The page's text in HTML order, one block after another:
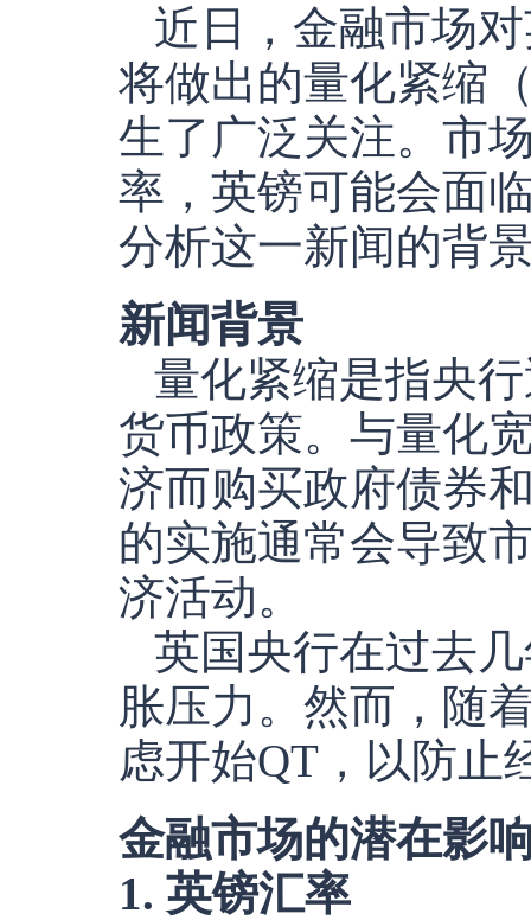
近日，金融市场
将做出的量化紧缩
生了广泛关注。市
率，英镑可能会面
分析这一新闻的背
新闻背景
量化紧缩是指央
货币政策。与量化
济而购买政府债券
的实施通常会导致
济活动。
英国央行在过去
胀压力。然而，随
虑开始QT，以防止
金融市场的潜在影
1. 英镑汇率